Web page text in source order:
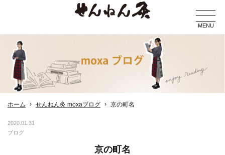
MENU
ホーム せんねん灸 moxaブログ 京の町名
2020.01.31
ブログ
京の町名